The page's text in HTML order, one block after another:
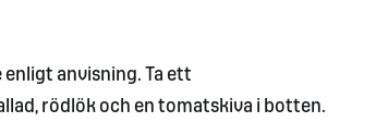
enligt anvisning. Ta ett
rödlök och en tomatskiva i botten.